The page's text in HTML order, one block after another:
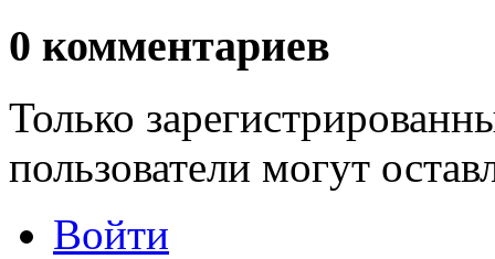
0 комментариев
Только
пользователи могут
Войти